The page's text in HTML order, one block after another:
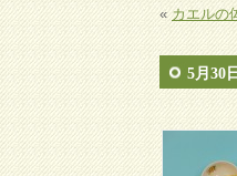
«カエルの
5月30